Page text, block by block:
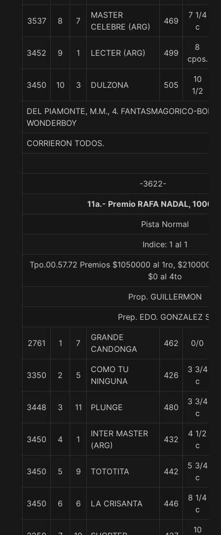
3537 8 7
MASTER
CELEBRE (ARG)
469
7 1/4
c
3452 9 1 LECTER (ARG) 499
8
cpos.
3450 10 3 DULZONA 505
10
1/2
DEL PIAMONTE, M.M., 4. FANTASMAGORICO-
WONDERBOY
CORRIERON TODOS.
-3622-
11a.- Premio RAFA NADAL, 1000
Pista Normal
Indice: 1 al 1
Tpo.00.57.72 Premios $1050000 al 1ro, $210000
$0 al 4to
Prop. GUILLERMON
Prep. EDO. GONZALEZ S.
2761 1 7
GRANDE
CANDONGA
462 0/0
3350 2 5
COMO TU
NINGUNA
426
3 3/4
c
3448 3 11 PLUNGE 480
3 3/4
c
3450 4 1
INTER MASTER
(ARG)
432
4 1/2
c
3450 5 9 TOTOTITA 442
5 3/4
c
3450 6 6 LA CRISANTA 446
8 1/4
c
10